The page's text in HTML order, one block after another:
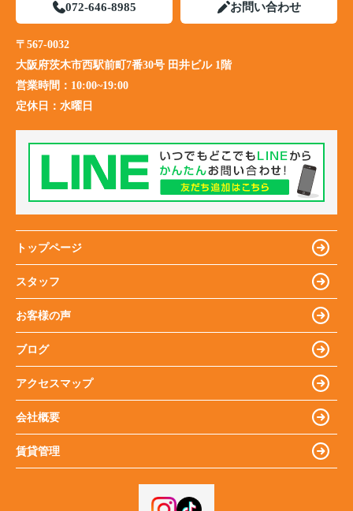
072-646-8985 お問い合わせ
〒567-0032
大阪府茨木市西駅前町7番30号 田井ビル 1階
営業時間： 10:00~19:00
定休日： 水曜日
トップページ
スタッフ
お客様の声
ブログ
アクセスマップ
会社概要
賃貸管理